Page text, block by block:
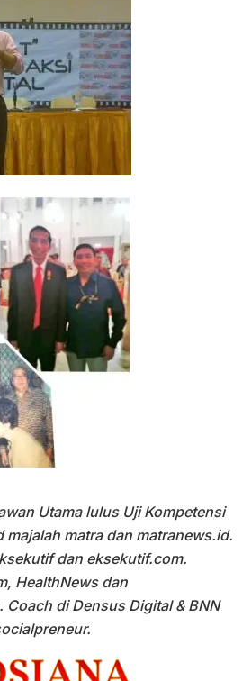
Utama lulus Uji Kompetensi
majalah matra dan matranews.id.
dan eksekutif.com.
HealthNews dan
di Densus Digital & BNN